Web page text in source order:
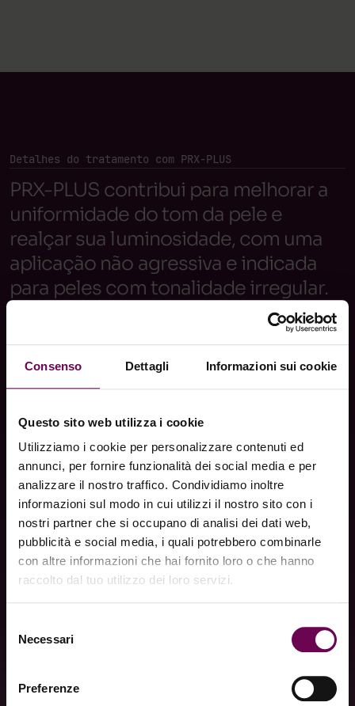
Consenso Dettagli Informazioni sui cookie
Questo sito web utilizza i cookie
Utilizziamo i cookie per personalizzare contenuti ed
annunci, per fornire funzionalità dei social media e per
analizzare il nostro traffico. Condividiamo inoltre
informazioni sul modo in cui utilizzi il nostro sito con i
nostri partner che si occupano di analisi dei dati web,
pubblicità e social media, i quali potrebbero combinarle
con altre informazioni che hai fornito loro o che hanno
raccolto dal tuo utilizzo dei loro servizi.
delNecessari
Preferenze
Detalhes do tratamento com PRX-PLUS
PRX-PLUS contribui para melhorar a
uniformidade do tom da pele e
realçar sua luminosidade, com uma
aplicação não agressiva e indicada
para peles com tonalidade irregular.